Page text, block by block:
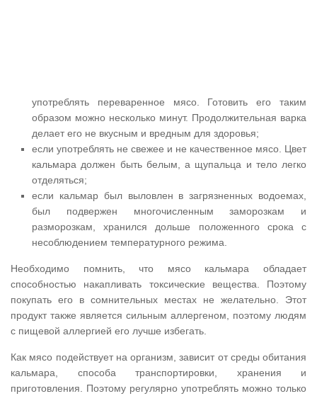
употреблять переваренное мясо. Готовить его таким
образом можно несколько минут. Продолжительная варка
делает его не вкусным и вредным для здоровья;
если употреблять не свежее и не качественное мясо. Цвет
кальмара должен быть белым, а щупальца и тело легко
отделяться;
если кальмар был выловлен в загрязненных водоемах,
был подвержен многочисленным заморозкам и
разморозкам, хранился дольше положенного срока с
несоблюдением температурного режима.
Необходимо помнить, что мясо кальмара обладает
способностью накапливать токсические вещества. Поэтому
покупать его в сомнительных местах не желательно. Этот
продукт также является сильным аллергеном, поэтому людям
с пищевой аллергией его лучше избегать.
Как мясо подействует на организм, зависит от среды обитания
кальмара, способа транспортировки, хранения и
приготовления. Поэтому регулярно употреблять можно только